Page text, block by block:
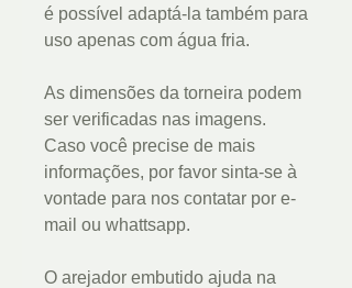
é possível adaptá-la também para
uso apenas com água fria.
As dimensões da torneira podem
ser verificadas nas imagens.
Caso você precise de mais
informações, por favor sinta-se à
vontade para nos contatar por e-
mail ou whattsapp.
O arejador embutido ajuda na